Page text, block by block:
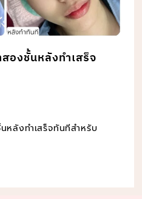
องชั้นหลังทำเสร็จ
หลังทำเสร็จทันทีสำหรับ